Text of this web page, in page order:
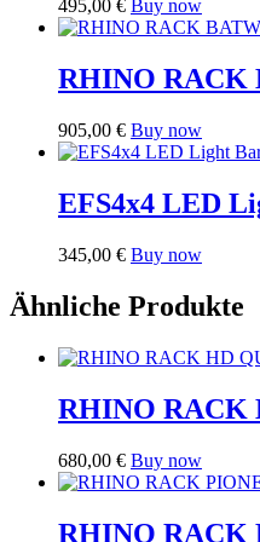
495,00 € Buy now
RHINO RACK
905,00 € Buy now
EFS4x4 LED
345,00 € Buy now
Ähnliche Produkte
RHINO RACK
680,00 € Buy now
RHINO RACK